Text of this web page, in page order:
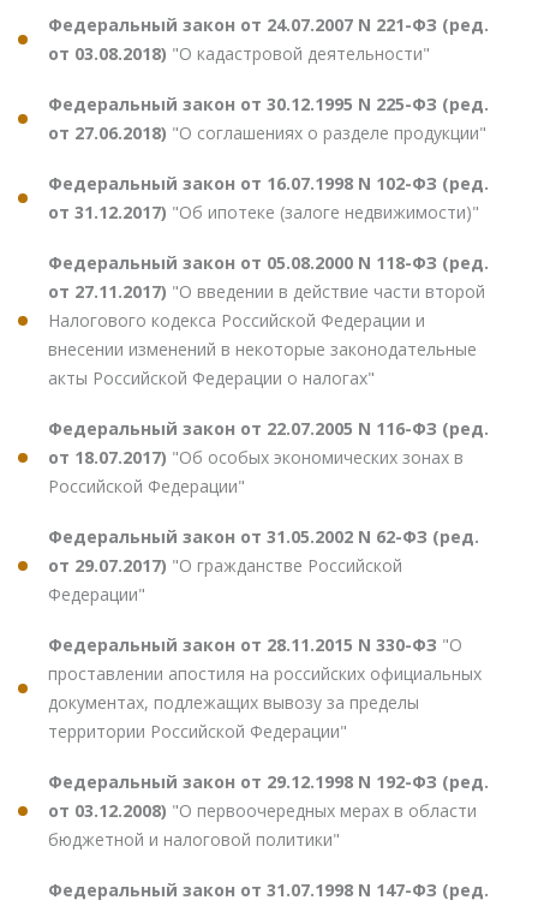
Федеральный закон от 24.07.2007 N 221-ФЗ (ред.
от 03.08.2018) "О кадастровой деятельности"
Федеральный закон от 30.12.1995 N 225-ФЗ (ред.
от 27.06.2018) "О соглашениях о разделе продукции"
Федеральный закон от 16.07.1998 N 102-ФЗ (ред.
от 31.12.2017) "Об ипотеке (залоге недвижимости)"
Федеральный закон от 05.08.2000 N 118-ФЗ (ред.
от 27.11.2017) "О введении в действие части второй
Налогового кодекса Российской Федерации и
внесении изменений в некоторые законодательные
акты Российской Федерации о налогах"
Федеральный закон от 22.07.2005 N 116-ФЗ (ред.
от 18.07.2017) "Об особых экономических зонах в
Российской Федерации"
Федеральный закон от 31.05.2002 N 62-ФЗ (ред.
от 29.07.2017) "О гражданстве Российской
Федерации"
Федеральный закон от 28.11.2015 N 330-ФЗ "О
проставлении апостиля на российских официальных
документах, подлежащих вывозу за пределы
территории Российской Федерации"
Федеральный закон от 29.12.1998 N 192-ФЗ (ред.
от 03.12.2008) "О первоочередных мерах в области
бюджетной и налоговой политики"
Федеральный закон от 31.07.1998 N 147-ФЗ (ред.